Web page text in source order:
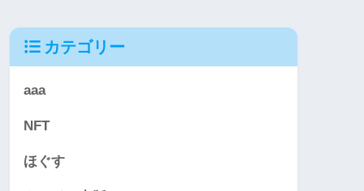
カテゴリー
aaa
NFT
ほぐす